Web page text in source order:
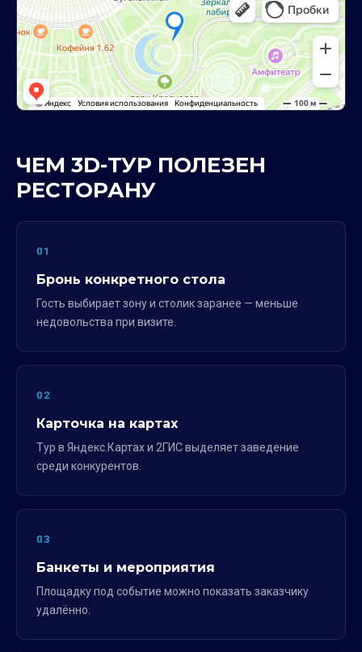
ЧЕМ 3D-ТУР ПОЛЕЗЕН
РЕСТОРАНУ
01
Бронь конкретного стола
Гость выбирает зону и столик заранее — меньше
недовольства при визите.
02
Карточка на картах
Тур в Яндекс.Картах и 2ГИС выделяет заведение
среди конкурентов.
03
Банкеты и мероприятия
Площадку под событие можно показать заказчику
удалённо.